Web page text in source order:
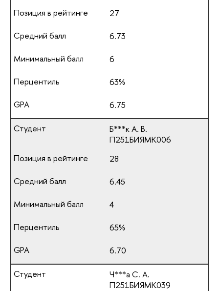
27
6.73
6
63%
6.75
Б***к А. В.
П251БИЯМК006
28
6.45
4
65%
6.70
Ч***а С. А.
П251БИЯМК039